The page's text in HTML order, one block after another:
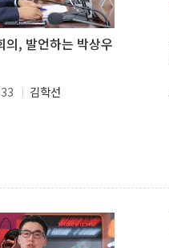
의, 발언하는 박상우
김학선